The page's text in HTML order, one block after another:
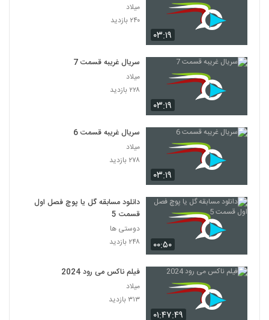
۰۳:۱۹
میلاد
۲۴۰ بازدید
۰۳:۱۹
سریال غریبه قسمت 7
میلاد
۲۲۸ بازدید
۰۳:۱۹
سریال غریبه قسمت 6
میلاد
۲۷۸ بازدید
۰۰:۵۰
دانلود مسابقه گل یا پوچ فصل اول
قسمت 5
دوستی ها
۲۴۸ بازدید
۰۱:۴۷:۴۹
فیلم ناکس می رود 2024
میلاد
۳۱۳ بازدید